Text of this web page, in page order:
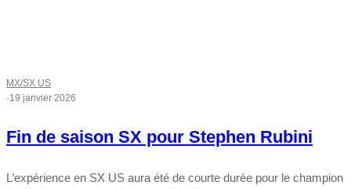
MX/SX US
·19 janvier 2026
Fin de saison SX pour Stephen Rubini
L’expérience en SX US aura été de courte durée pour le champion